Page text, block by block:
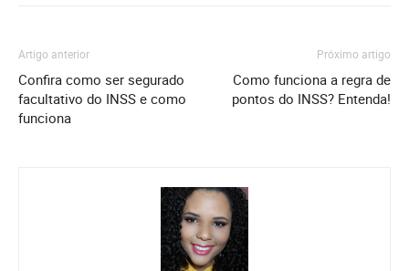
Artigo anterior
Confira como ser segurado
facultativo do INSS e como
funciona
Próximo artigo
Como funciona a regra de
pontos do INSS? Entenda!